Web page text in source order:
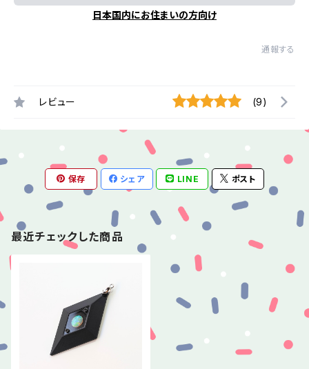
日本国内にお住まいの方向け
通報する
レビュー (9)
保存 シェア LINE ポスト
最近チェックした商品